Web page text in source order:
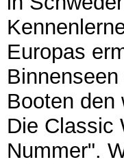
Europas
Booten den
Die Classic
Nummer".